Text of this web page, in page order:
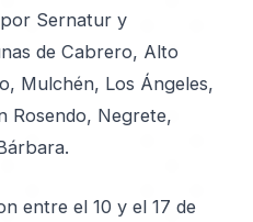
Sernatur y
de Cabrero, Alto
Mulchén, Los Ángeles,
Rosendo, Negrete,
entre el 10 y el 17 de